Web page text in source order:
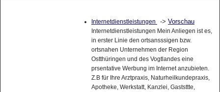
Internetdienstleistungen -> Vorschau
Internetdienstleistungen Mein Anliegen ist es,
in erster Linie den ortsansssigen bzw.
ortsnahen Unternehmen der Region
Ostthüringen und des Vogtlandes eine
prsentative Werbung im Internet anzubieten.
Z.B für Ihre Arztpraxis, Naturheilkundepraxis,
Apotheke, Werkstatt, Kanzlei, Gaststtte,